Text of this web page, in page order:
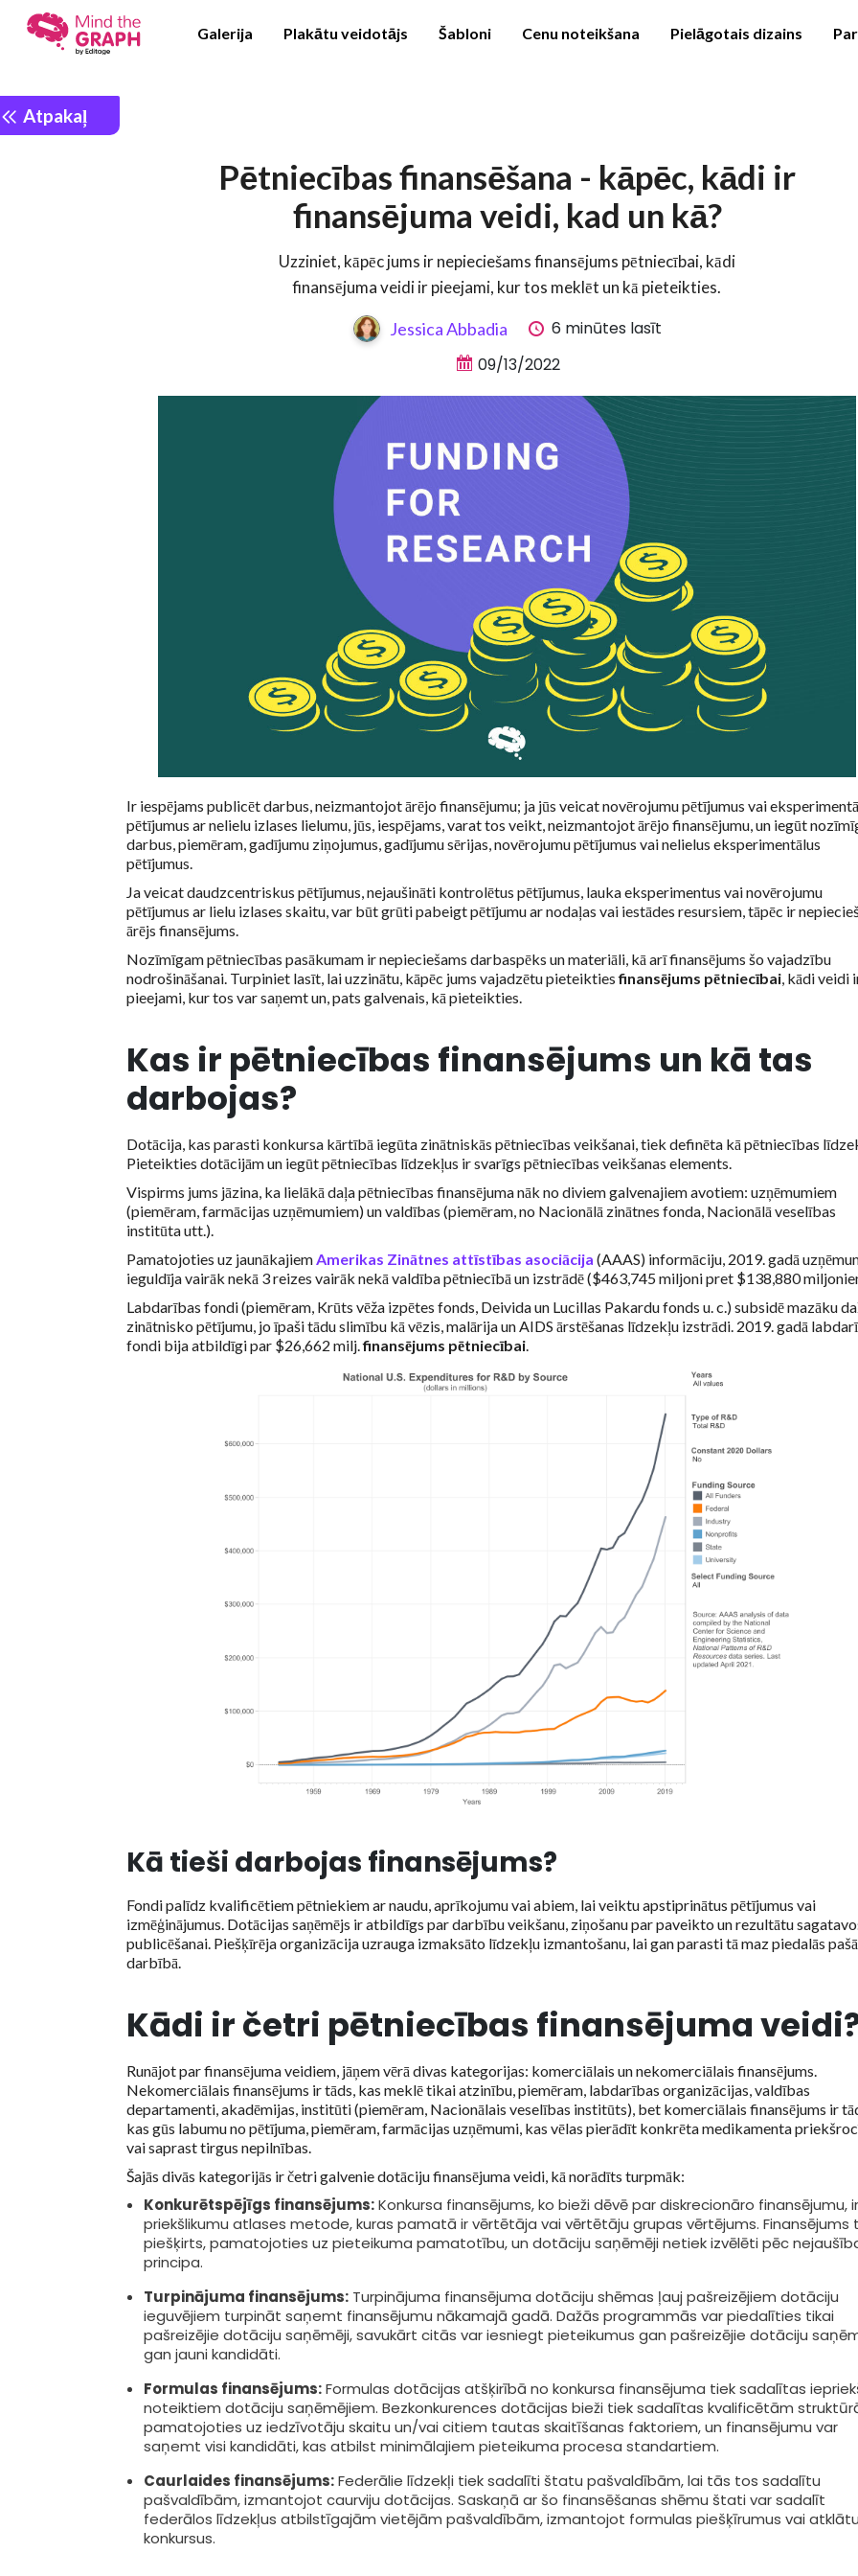
Galerija Plakātu veidotājs Šabloni Cenu noteikšana Pielāgotais dizains
Atpakaļ
Pētniecības finansēšana - kāpēc, kādi ir
finansējuma veidi, kad un kā?
Uzziniet, kāpēc jums ir nepieciešams finansējums pētniecībai, kādi
finansējuma veidi ir pieejami, kur tos meklēt un kā pieteikties.
Jessica Abbadia
6 minūtes lasīt
09/13/2022
Ir iespējams publicēt darbus, neizmantojot ārējo finansējumu; ja jūs veicat novērojumu pētījumus vai
pētījumus ar nelielu izlases lielumu, jūs, iespējams, varat tos veikt, neizmantojot ārējo finansējumu, un iegūt
darbus, piemēram, gadījumu ziņojumus, gadījumu sērijas, novērojumu pētījumus vai nelielus eksperimentālus
pētījumus.
Ja veicat daudzcentriskus pētījumus, nejaušināti kontrolētus pētījumus, lauka eksperimentus vai novērojumu
pētījumus ar lielu izlases skaitu, var būt grūti pabeigt pētījumu ar nodaļas vai iestādes resursiem, tāpēc ir
ārējs finansējums.
Nozīmīgam pētniecības pasākumam ir nepieciešams darbaspēks un materiāli, kā arī finansējums šo vajadzību
nodrošināšanai. Turpiniet lasīt, lai uzzinātu, kāpēc jums vajadzētu pieteiktiesfinansējums pētniecībai , kādi veidi
pieejami, kur tos var saņemt un, pats galvenais, kā pieteikties.
Kas ir pētniecības finansējums un kā tas
darbojas?
Dotācija, kas parasti konkursa kārtībā iegūta zinātniskās pētniecības veikšanai, tiek definēta kā pētniecības
Pieteikties dotācijām un iegūt pētniecības līdzekļus ir svarīgs pētniecības veikšanas elements.
Vispirms jums jāzina, ka lielākā daļa pētniecības finansējuma nāk no diviem galvenajiem avotiem: uzņēmumiem
(piemēram, farmācijas uzņēmumiem) un valdības (piemēram, no Nacionālā zinātnes fonda, Nacionālā veselības
institūta utt.).
Pamatojoties uz jaunākajiem Amerikas Zinātnes attīstības asociācija (AAAS) informāciju, 2019. gadā
ieguldīja vairāk nekā 3 reizes vairāk nekā valdība pētniecībā un izstrādē ($463,745 miljoni pret $138,880
Labdarības fondi (piemēram, Krūts vēža izpētes fonds, Deivida un Lucillas Pakardu fonds u. c.) subsidē mazāku
zinātnisko pētījumu, jo īpaši tādu slimību kā vēzis, malārija un AIDS ārstēšanas līdzekļu izstrādi. 2019. gadā
fondi bija atbildīgi par $26,662 milj.finansējums pētniecībai
Kā tieši darbojas finansējums?
Fondi palīdz kvalificētiem pētniekiem ar naudu, aprīkojumu vai abiem, lai veiktu apstiprinātus pētījumus vai
izmēģinājumus. Dotācijas saņēmējs ir atbildīgs par darbību veikšanu, ziņošanu par paveikto un rezultātu
publicēšanai. Piešķīrēja organizācija uzrauga izmaksāto līdzekļu izmantošanu, lai gan parasti tā maz piedalās pašā
darbībā.
Kādi ir četri pētniecības finansējuma
Runājot par finansējuma veidiem, jāņem vērā divas kategorijas: komerciālais un nekomerciālais finansējums.
Nekomerciālais finansējums ir tāds, kas meklē tikai atzinību, piemēram, labdarības organizācijas, valdības
departamenti, akadēmijas, institūti (piemēram, Nacionālais veselības institūts), bet komerciālais finansējums ir
kas gūs labumu no pētījuma, piemēram, farmācijas uzņēmumi, kas vēlas pierādīt konkrēta medikamenta
vai saprast tirgus nepilnības.
Šajās divās kategorijās ir četri galvenie dotāciju finansējuma veidi, kā norādīts turpmāk:
Konkurētspējīgs finansējums:Konkursa finansējums, ko bieži dēvē par diskrecionāro finansējumu, ir
priekšlikumu atlases metode, kuras pamatā ir vērtētāja vai vērtētāju grupas vērtējums. Finansējums
piešķirts, pamatojoties uz pieteikuma pamatotību, un dotāciju saņēmēji netiek izvēlēti pēc
principa.
Turpinājuma finansējums: Turpinājuma finansējuma dotāciju shēmas ļauj pašreizējiem dotāciju
ieguvējiem turpināt saņemt finansējumu nākamajā gadā. Dažās programmās var piedalīties tikai
pašreizējie dotāciju saņēmēji, savukārt citās var iesniegt pieteikumus gan pašreizējie dotāciju
gan jauni kandidāti.
Formulas finansējums:Formulas dotācijas atšķirībā no konkursa finansējuma tiek sadalītas
noteiktiem dotāciju saņēmējiem. Bezkonkurences dotācijas bieži tiek sadalītas kvalificētām
pamatojoties uz iedzīvotāju skaitu un/vai citiem tautas skaitīšanas faktoriem, un finansējumu var
saņemt visi kandidāti, kas atbilst minimālajiem pieteikuma procesa standartiem.
Caurlaides finansējums:Federālie līdzekļi tiek sadalīti štatu pašvaldībām, lai tās tos sadalītu
pašvaldībām, izmantojot caurviju dotācijas. Saskaņā ar šo finansēšanas shēmu štati var sadalīt
federālos līdzekļus atbilstīgajām vietējām pašvaldībām, izmantojot formulas piešķīrumus vai
konkursus.